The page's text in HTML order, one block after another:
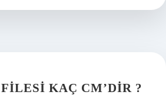
KAÇ CM’DIR ?